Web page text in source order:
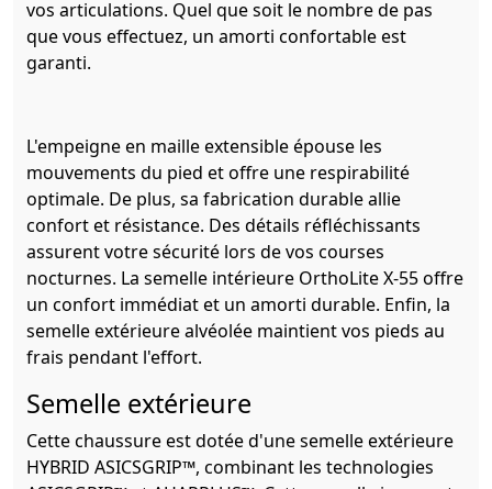
vos articulations. Quel que soit le nombre de pas
que vous effectuez, un amorti confortable est
garanti.
L'empeigne en maille extensible épouse les
mouvements du pied et offre une respirabilité
optimale. De plus, sa fabrication durable allie
confort et résistance. Des détails réfléchissants
assurent votre sécurité lors de vos courses
nocturnes. La semelle intérieure OrthoLite X-55 offre
un confort immédiat et un amorti durable. Enfin, la
semelle extérieure alvéolée maintient vos pieds au
frais pendant l'effort.
Semelle extérieure
Cette chaussure est dotée d'une semelle extérieure
HYBRID ASICSGRIP™, combinant les technologies